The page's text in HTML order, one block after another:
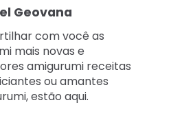
Geovana
com você as
mais novas e
amigurumi receitas
ou amantes
estão aqui.